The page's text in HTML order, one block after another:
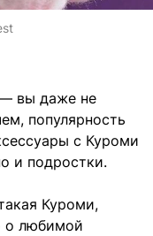
— вы даже не
популярность
с Куроми
и подростки.
Куроми,
о любимой